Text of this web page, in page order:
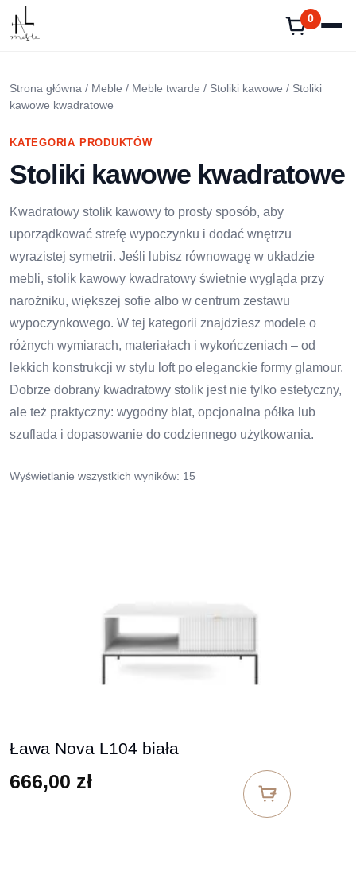
Przejdź
treści
0
Strona główna / Meble / Meble twarde / Stoliki kawowe / Stoliki
kawowe kwadratowe
KATEGORIA PRODUKTÓW
Stoliki kawowe kwadratowe
Kwadratowy stolik kawowy to prosty sposób, aby
uporządkować strefę wypoczynku i dodać wnętrzu
wyrazistej symetrii. Jeśli lubisz równowagę w układzie
mebli, stolik kawowy kwadratowy świetnie wygląda przy
narożniku, większej sofie albo w centrum zestawu
wypoczynkowego. W tej kategorii znajdziesz modele o
różnych wymiarach, materiałach i wykończeniach – od
lekkich konstrukcji w stylu loft po eleganckie formy glamour.
Dobrze dobrany kwadratowy stolik jest nie tylko estetyczny,
ale też praktyczny: wygodny blat, opcjonalna półka lub
szuflada i dopasowanie do codziennego użytkowania.
Wyświetlanie wszystkich wyników: 15
Ława Nova L104 biała
666,00 zł